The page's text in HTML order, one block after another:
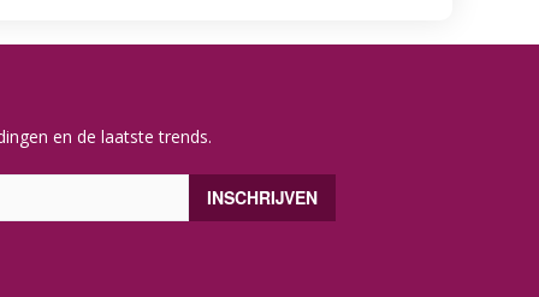
en de laatste trends.